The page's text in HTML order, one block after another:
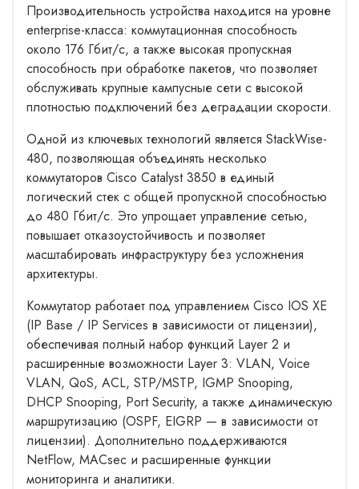
Производительность устройства находится на уровне
enterprise-класса: коммутационная способность
около 176 Гбит/с, а также высокая пропускная
способность при обработке пакетов, что позволяет
обслуживать крупные кампусные сети с высокой
плотностью подключений без деградации скорости.
Одной из ключевых технологий является StackWise-
480, позволяющая объединять несколько
коммутаторов Cisco Catalyst 3850 в единый
логический стек с общей пропускной способностью
до 480 Гбит/с. Это упрощает управление сетью,
повышает отказоустойчивость и позволяет
масштабировать инфраструктуру без усложнения
архитектуры.
Коммутатор работает под управлением Cisco IOS XE
(IP Base / IP Services в зависимости от лицензии),
обеспечивая полный набор функций Layer 2 и
расширенные возможности Layer 3: VLAN, Voice
VLAN, QoS, ACL, STP/MSTP, IGMP Snooping,
DHCP Snooping, Port Security, а также динамическую
маршрутизацию (OSPF, EIGRP — в зависимости от
лицензии). Дополнительно поддерживаются
NetFlow, MACsec и расширенные функции
мониторинга и аналитики.